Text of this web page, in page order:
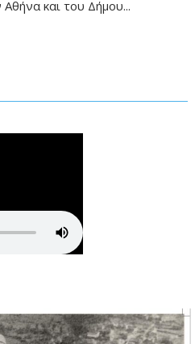
Αθήνα και του Δήμου...